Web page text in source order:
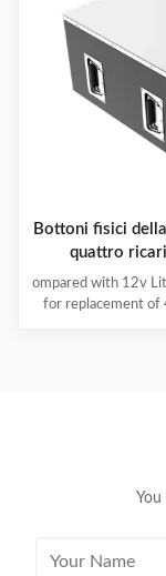
Bottoni fisici
quattro
ompared with 12v
for replacement of
which is more
have many